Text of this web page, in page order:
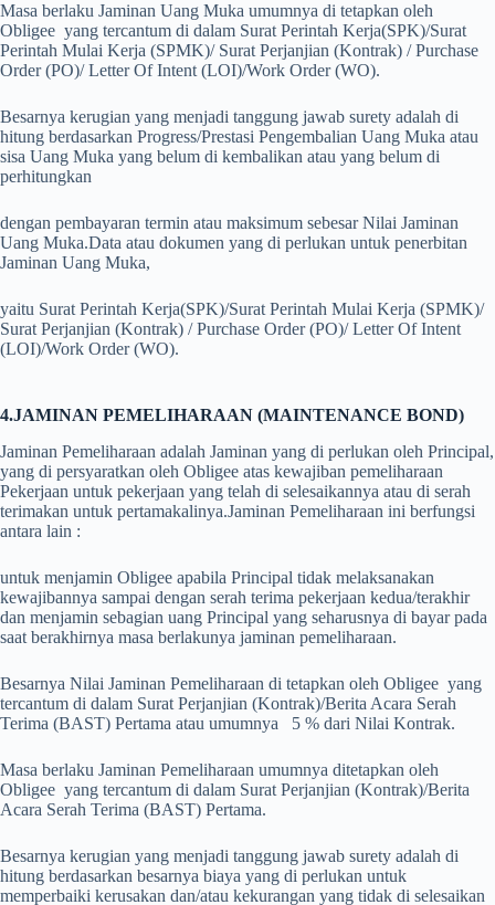
Masa berlaku Jaminan Uang Muka umumnya di tetapkan oleh
Obligee yang tercantum di dalam Surat Perintah Kerja(SPK)/Surat
Perintah Mulai Kerja (SPMK)/ Surat Perjanjian (Kontrak) / Purchase
Order (PO)/ Letter Of Intent (LOI)/Work Order (WO).
Besarnya kerugian yang menjadi tanggung jawab surety adalah di
hitung berdasarkan Progress/Prestasi Pengembalian Uang Muka atau
sisa Uang Muka yang belum di kembalikan atau yang belum di
perhitungkan
dengan pembayaran termin atau maksimum sebesar Nilai Jaminan
Uang Muka.Data atau dokumen yang di perlukan untuk penerbitan
Jaminan Uang Muka,
yaitu Surat Perintah Kerja(SPK)/Surat Perintah Mulai Kerja (SPMK)/
Surat Perjanjian (Kontrak) / Purchase Order (PO)/ Letter Of Intent
(LOI)/Work Order (WO).
4.JAMINAN PEMELIHARAAN (MAINTENANCE BOND)
Jaminan Pemeliharaan adalah Jaminan yang di perlukan oleh Principal,
yang di persyaratkan oleh Obligee atas kewajiban pemeliharaan
Pekerjaan untuk pekerjaan yang telah di selesaikannya atau di serah
terimakan untuk pertamakalinya.Jaminan Pemeliharaan ini berfungsi
antara lain :
untuk menjamin Obligee apabila Principal tidak melaksanakan
kewajibannya sampai dengan serah terima pekerjaan kedua/terakhir
dan menjamin sebagian uang Principal yang seharusnya di bayar pada
saat berakhirnya masa berlakunya jaminan pemeliharaan.
Besarnya Nilai Jaminan Pemeliharaan di tetapkan oleh Obligee yang
tercantum di dalam Surat Perjanjian (Kontrak)/Berita Acara Serah
Terima (BAST) Pertama atau umumnya 5 % dari Nilai Kontrak.
Masa berlaku Jaminan Pemeliharaan umumnya ditetapkan oleh
Obligee yang tercantum di dalam Surat Perjanjian (Kontrak)/Berita
Acara Serah Terima (BAST) Pertama.
Besarnya kerugian yang menjadi tanggung jawab surety adalah di
hitung berdasarkan besarnya biaya yang di perlukan untuk
memperbaiki kerusakan dan/atau kekurangan yang tidak di selesaikan